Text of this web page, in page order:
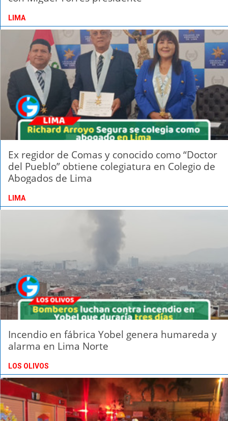
LIMA
Ex regidor de Comas y conocido como “Doctor
del Pueblo” obtiene colegiatura en Colegio de
Abogados de Lima
LIMA
Incendio en fábrica Yobel genera humareda y
alarma en Lima Norte
LOS OLIVOS